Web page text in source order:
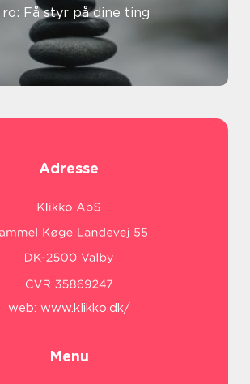
Få styr på dine ting
Adresse
web: www.klikko.dk/
Menu